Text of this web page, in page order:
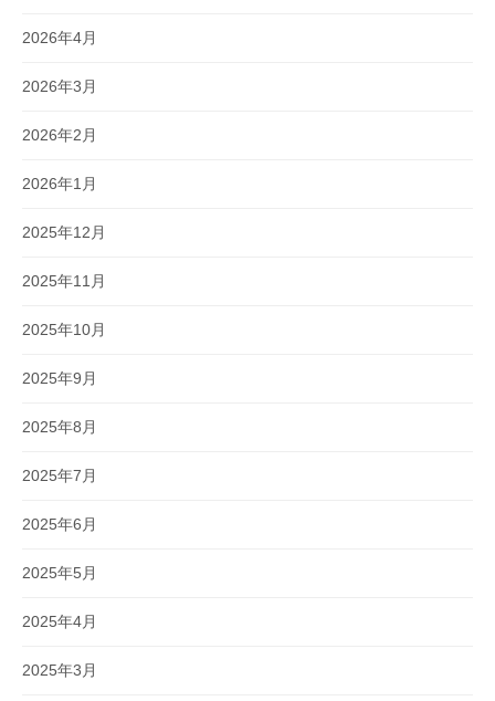
2026年4月
2026年3月
2026年2月
2026年1月
2025年12月
2025年11月
2025年10月
2025年9月
2025年8月
2025年7月
2025年6月
2025年5月
2025年4月
2025年3月